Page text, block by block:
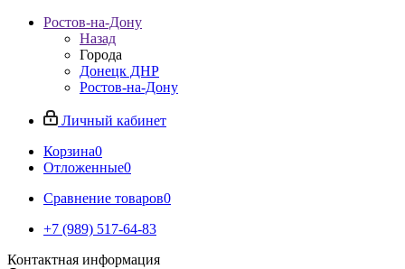
Ростов-на-Дону
Назад
Города
Донецк ДНР
Ростов-на-Дону
Личный кабинет
Корзина0
Отложенные0
Сравнение товаров0
+7 (989) 517-64-83
Контактная информация